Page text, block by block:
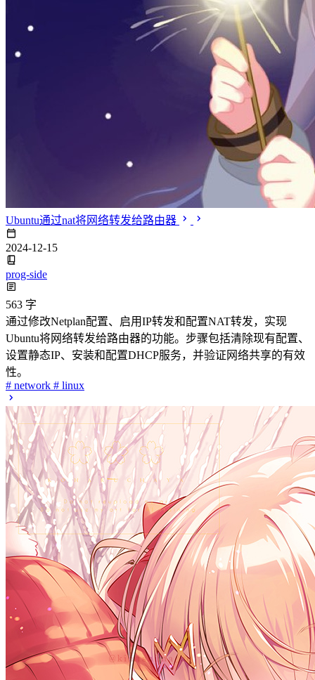
区块链认识
2024-12-09
WEB3
5645 字
区块链是一种由时间顺序链接的区块组成的结构，具有去中心
化、不可篡改性、透明性和安全性等核心特性。其工作原理包
括交易生成、验证、打包和添加到链上。应用场景涵盖加密货
币、供应链管理、金融服务等。面临的挑战包括扩展性、能耗
问题和用户教育。区块链的底层逻辑基于分布式账本和共识机
制，确保数据的安全与一致性。
# web3 # theory